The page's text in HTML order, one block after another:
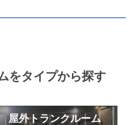
をタイプから探す
屋外トランクルーム